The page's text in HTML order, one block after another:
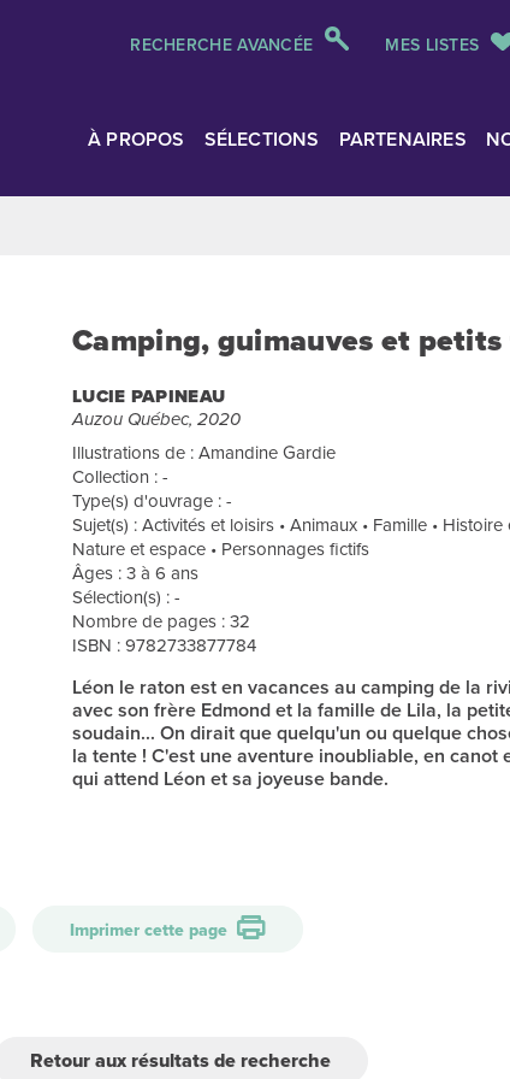
RECHERCHE AVANCÉE MES LISTES
À PROPOS SÉLECTIONS PARTENAIRES
Camping, guimauves et
LUCIE PAPINEAU
Auzou Québec, 2020
Illustrations de : Amandine Gardie
Collection : -
Type(s) d'ouvrage : -
Sujet(s) : Activités et loisirs • Animaux • Famille •
Nature et espace • Personnages fictifs
Âges : 3 à 6 ans
Sélection(s) : -
Nombre de pages : 32
ISBN : 9782733877784
Léon le raton est en vacances au camping de la
avec son frère Edmond et la famille de Lila, la
soudain... On dirait que quelqu'un ou quelque
la tente ! C'est une aventure inoubliable, en canot
qui attend Léon et sa joyeuse bande.
Imprimer cette page
Retour aux résultats de recherche